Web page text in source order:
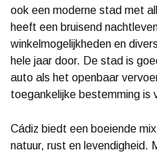
ook een moderne stad met
heeft een bruisend
winkelmogelijkheden en
hele jaar door. De stad is
auto als het openbaar
toegankelijke bestemming is
Cádiz biedt een boeiende
natuur, rust en levendigheid.